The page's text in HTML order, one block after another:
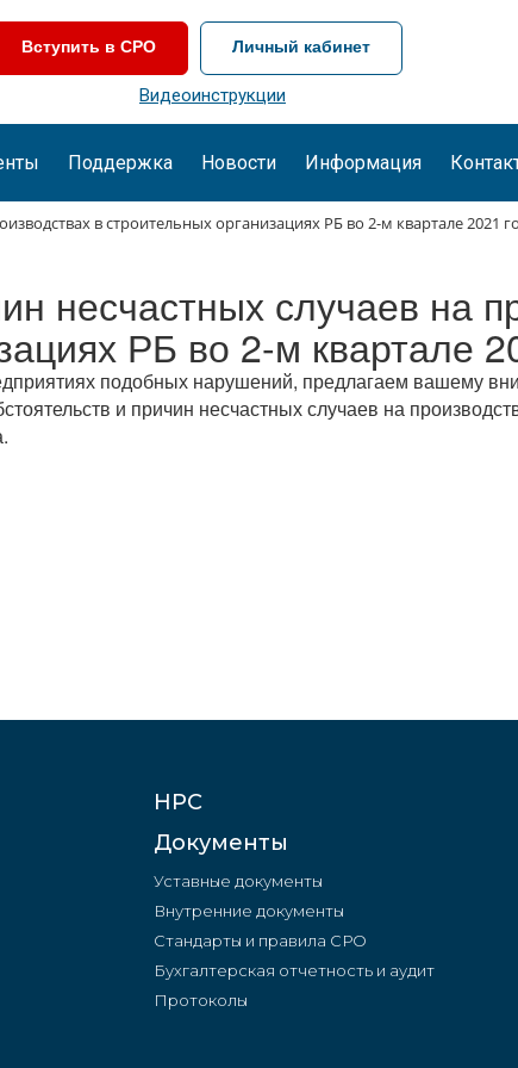
Вступить в СРО Личный кабинет
Видеоинструкции
Поддержка Новости Информация
в строительных организациях РБ во 2-м квартале 2021
несчастных случаев на
РБ во 2-м квартале
подобных нарушений, предлагаем вашему
и причин несчастных случаев на
НРС
Документы
Уставные документы
Внутренние документы
Стандарты и правила СРО
Бухгалтерская отчетность и аудит
Протоколы